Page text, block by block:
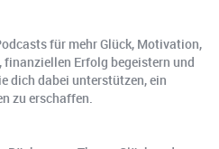
für mehr Glück, Motivation,
finanziellen Erfolg begeistern und
dich dabei unterstützen, ein
zu erschaffen.